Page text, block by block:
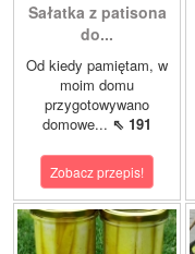
Sałatka z patisona
do...
Od kiedy pamiętam, w
moim domu
przygotowywano
domowe... ⇖ 191
Zobacz przepis!